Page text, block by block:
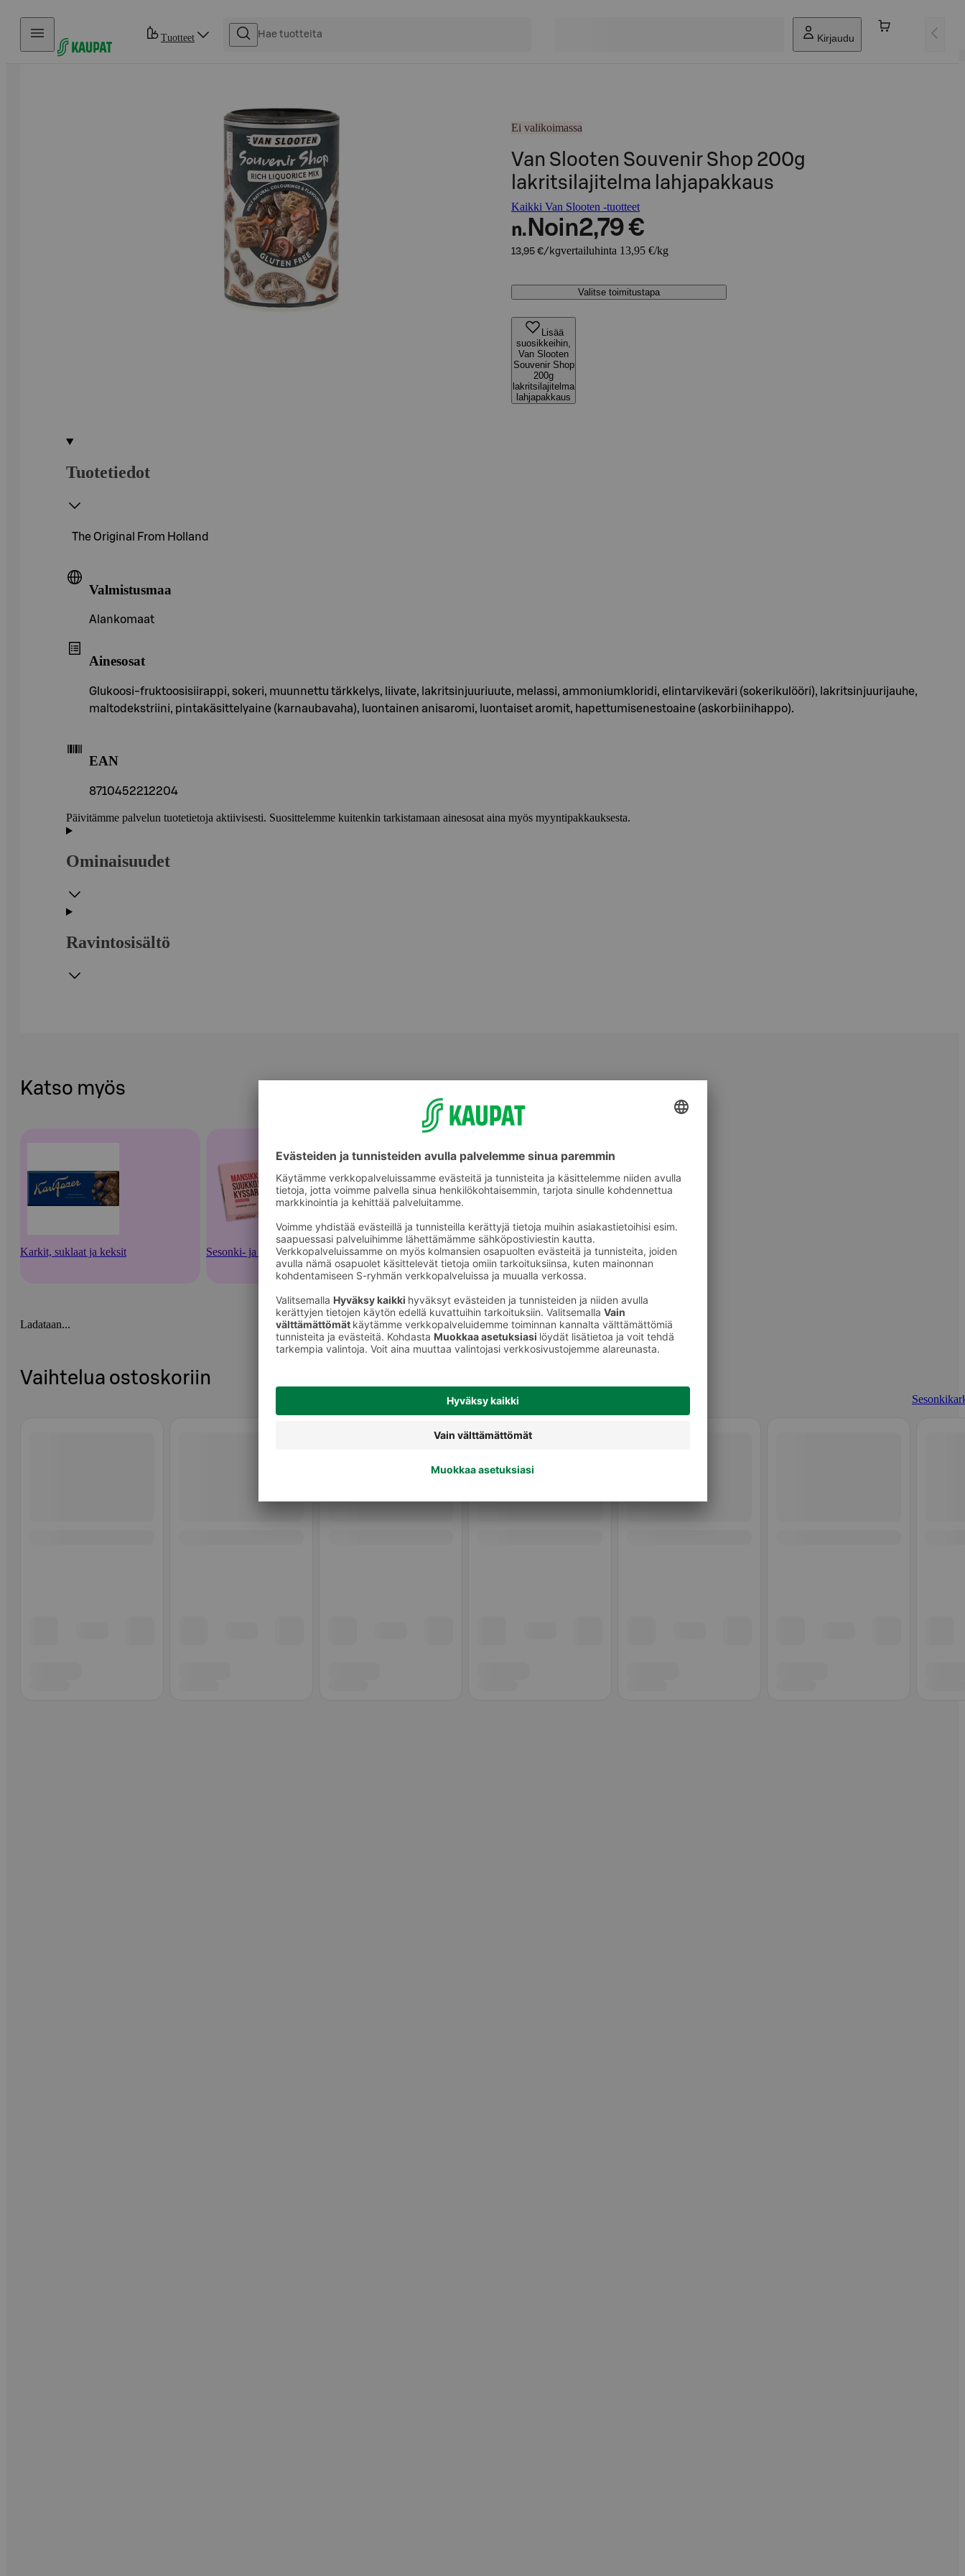
Hyppää sisältöön
Tuotteet Kirjaudu
Ei valikoimassa
Van Slooten Souvenir Shop 200g
lakritsilajitelma lahjapakkaus
Kaikki Van Slooten -tuotteet
n. Noin2,79 €
13,95 €/kgvertailuhinta 13,95 €/kg
Valitse toimitustapa
Lisää
suosikkeihin,
Van Slooten
Souvenir Shop
200g
lakritsilajitelma
lahjapakkaus
Tuotetiedot
The Original From Holland
Valmistusmaa
Alankomaat
Ainesosat
Glukoosi-fruktoosisiirappi, sokeri, muunnettu tärkkelys, liivate, lakritsinjuuriuute, melassi, ammoniumkloridi, elintarvikeväri (sokerikulööri), lakritsinjuurijauhe,
maltodekstriini, pintakäsittelyaine (karnaubavaha), luontainen anisaromi, luontaiset aromit, hapettumisenestoaine (askorbiinihappo).
EAN
8710452212204
Päivitämme palvelun tuotetietoja aktiivisesti. Suosittelemme kuitenkin tarkistamaan ainesosat aina myös myyntipakkauksesta.
Ominaisuudet
Ravintosisältö
Katso myös
Karkit, suklaat ja keksit Sesonki- ja lahjamakeiset Sesonkikarkit
Ladataan...
Vaihtelua ostoskoriin